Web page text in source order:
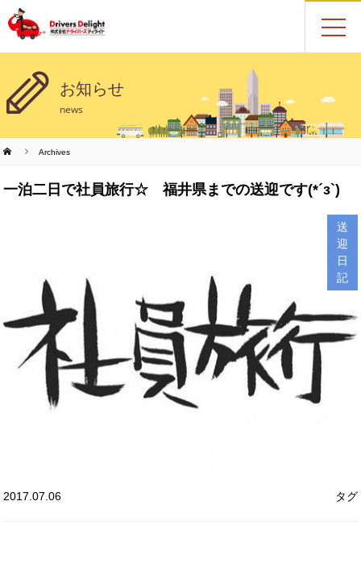
お知らせ
news
Archives
一泊二日で社員旅行☆ 福井県までの送迎です(*´з`)
送
迎
日
記
2017.07.06 タグ